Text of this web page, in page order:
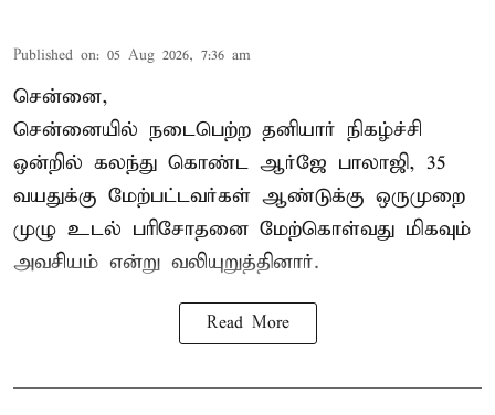
Published on: 05 Aug 2026, 7:36 am
சென்னை,
சென்னையில் நடைபெற்ற தனியார் நிகழ்ச்சி
ஒன்றில் கலந்து கொண்ட ஆர்ஜே பாலாஜி, 35
வயதுக்கு மேற்பட்டவர்கள் ஆண்டுக்கு ஒருமுறை
முழு உடல் பரிசோதனை மேற்கொள்வது மிகவும்
அவசியம் என்று வலியுறுத்தினார்.
Read More